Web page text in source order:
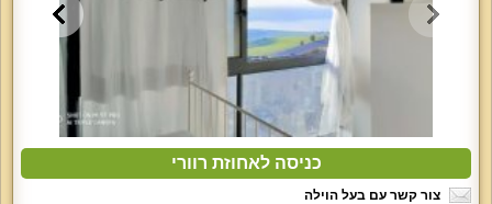
כניסה לאחוזת רוורי
צור קשר עם בעל הוילה